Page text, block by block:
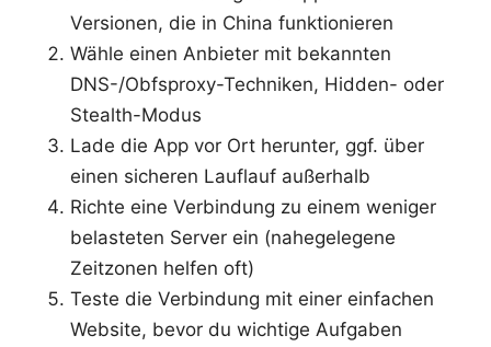
Versionen, die in China funktionieren
Wähle einen Anbieter mit bekannten
DNS-/Obfsproxy-Techniken, Hidden- oder
Stealth-Modus
Lade die App vor Ort herunter, ggf. über
einen sicheren Lauflauf außerhalb
Richte eine Verbindung zu einem weniger
belasteten Server ein (nahegelegene
Zeitzonen helfen oft)
Teste die Verbindung mit einer einfachen
Website, bevor du wichtige Aufgaben